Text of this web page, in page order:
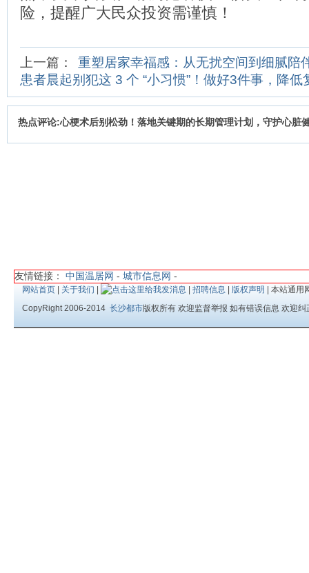
险，提醒广大民众投资需谨慎！
上一篇：
重塑居家幸福感：从无扰空间到细腻陪
患者晨起别犯这 3 个 “小习惯”！做好3件事，降低
热点评论:心梗术后别松劲！落地关键期的长期管理计划，守护心脏
友情链接： 中国温居网 - 城市信息网 -
网站首页 | 关于我们 | | 招聘信息 | 版权声明 | 本站通用
CopyRight 2006-2014 长沙都市版权所有 欢迎监督举报 如有错误信息 欢迎纠